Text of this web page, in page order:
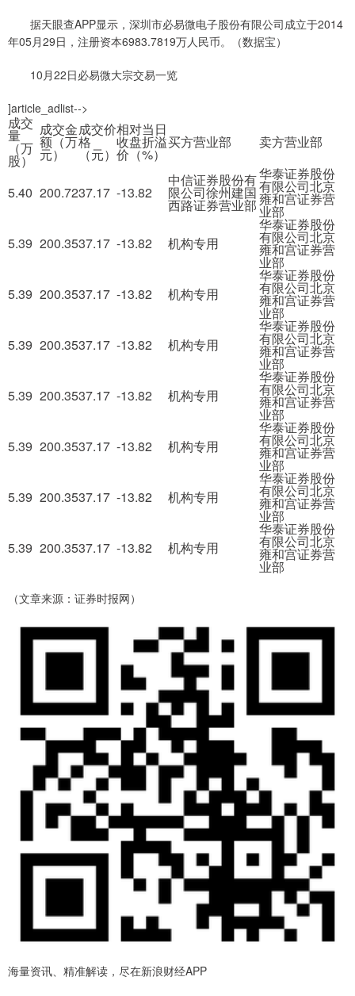
据天眼查APP显示，深圳市必易微电子股份有限公司成立于2014
年05月29日，注册资本6983.7819万人民币。（数据宝）
10月22日必易微大宗交易一览
]article_adlist-->
成交
量
（万
股）
成交金
额（万
元）
成交价
格
（元）
相对当日
收盘折溢
价（%）
买方营业部 卖方营业部
5.40 200.7237.17 -13.82
中信证券股份有
限公司徐州建国
西路证券营业部
华泰证券股份
有限公司北京
雍和宫证券营
业部
5.39 200.3537.17 -13.82 机构专用
华泰证券股份
有限公司北京
雍和宫证券营
业部
5.39 200.3537.17 -13.82 机构专用
华泰证券股份
有限公司北京
雍和宫证券营
业部
5.39 200.3537.17 -13.82 机构专用
华泰证券股份
有限公司北京
雍和宫证券营
业部
5.39 200.3537.17 -13.82 机构专用
华泰证券股份
有限公司北京
雍和宫证券营
业部
5.39 200.3537.17 -13.82 机构专用
华泰证券股份
有限公司北京
雍和宫证券营
业部
5.39 200.3537.17 -13.82 机构专用
华泰证券股份
有限公司北京
雍和宫证券营
业部
5.39 200.3537.17 -13.82 机构专用
华泰证券股份
有限公司北京
雍和宫证券营
业部
（文章来源：证券时报网）
海量资讯、精准解读，尽在新浪财经APP